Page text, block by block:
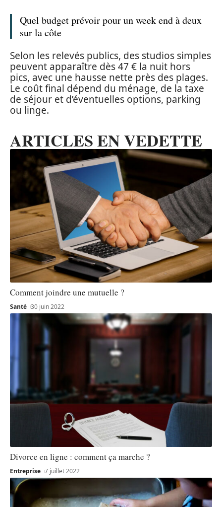
Quel budget prévoir pour un week end à deux
sur la côte
Selon les relevés publics, des studios simples
peuvent apparaître dès 47 € la nuit hors
pics, avec une hausse nette près des plages.
Le coût final dépend du ménage, de la taxe
de séjour et d’éventuelles options, parking
ou linge.
ARTICLES EN VEDETTE
Comment joindre une mutuelle ?
Santé 30 juin 2022
Divorce en ligne : comment ça marche ?
Entreprise 7 juillet 2022